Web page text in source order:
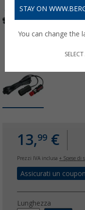
13,99 €
Prezzi IVA inclusa + Spese di
Assicurati un
Lunghezza
STAY ON
You can change the